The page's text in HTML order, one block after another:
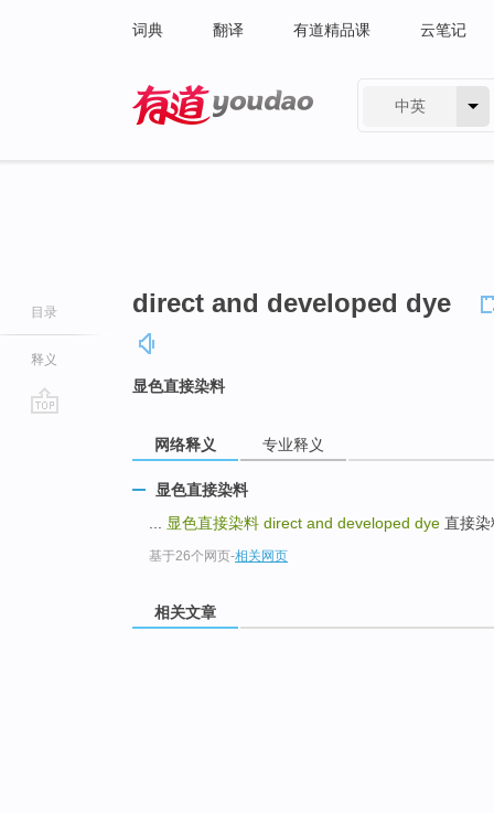
词典 翻译 有道精品课 云笔记
中英
目录
释义
direct and developed dye
显色直接染料
网络释义 专业释义
显色直接染料
显色直接染料 direct and developed dye 直接
基于26个网页-相关网页
相关文章